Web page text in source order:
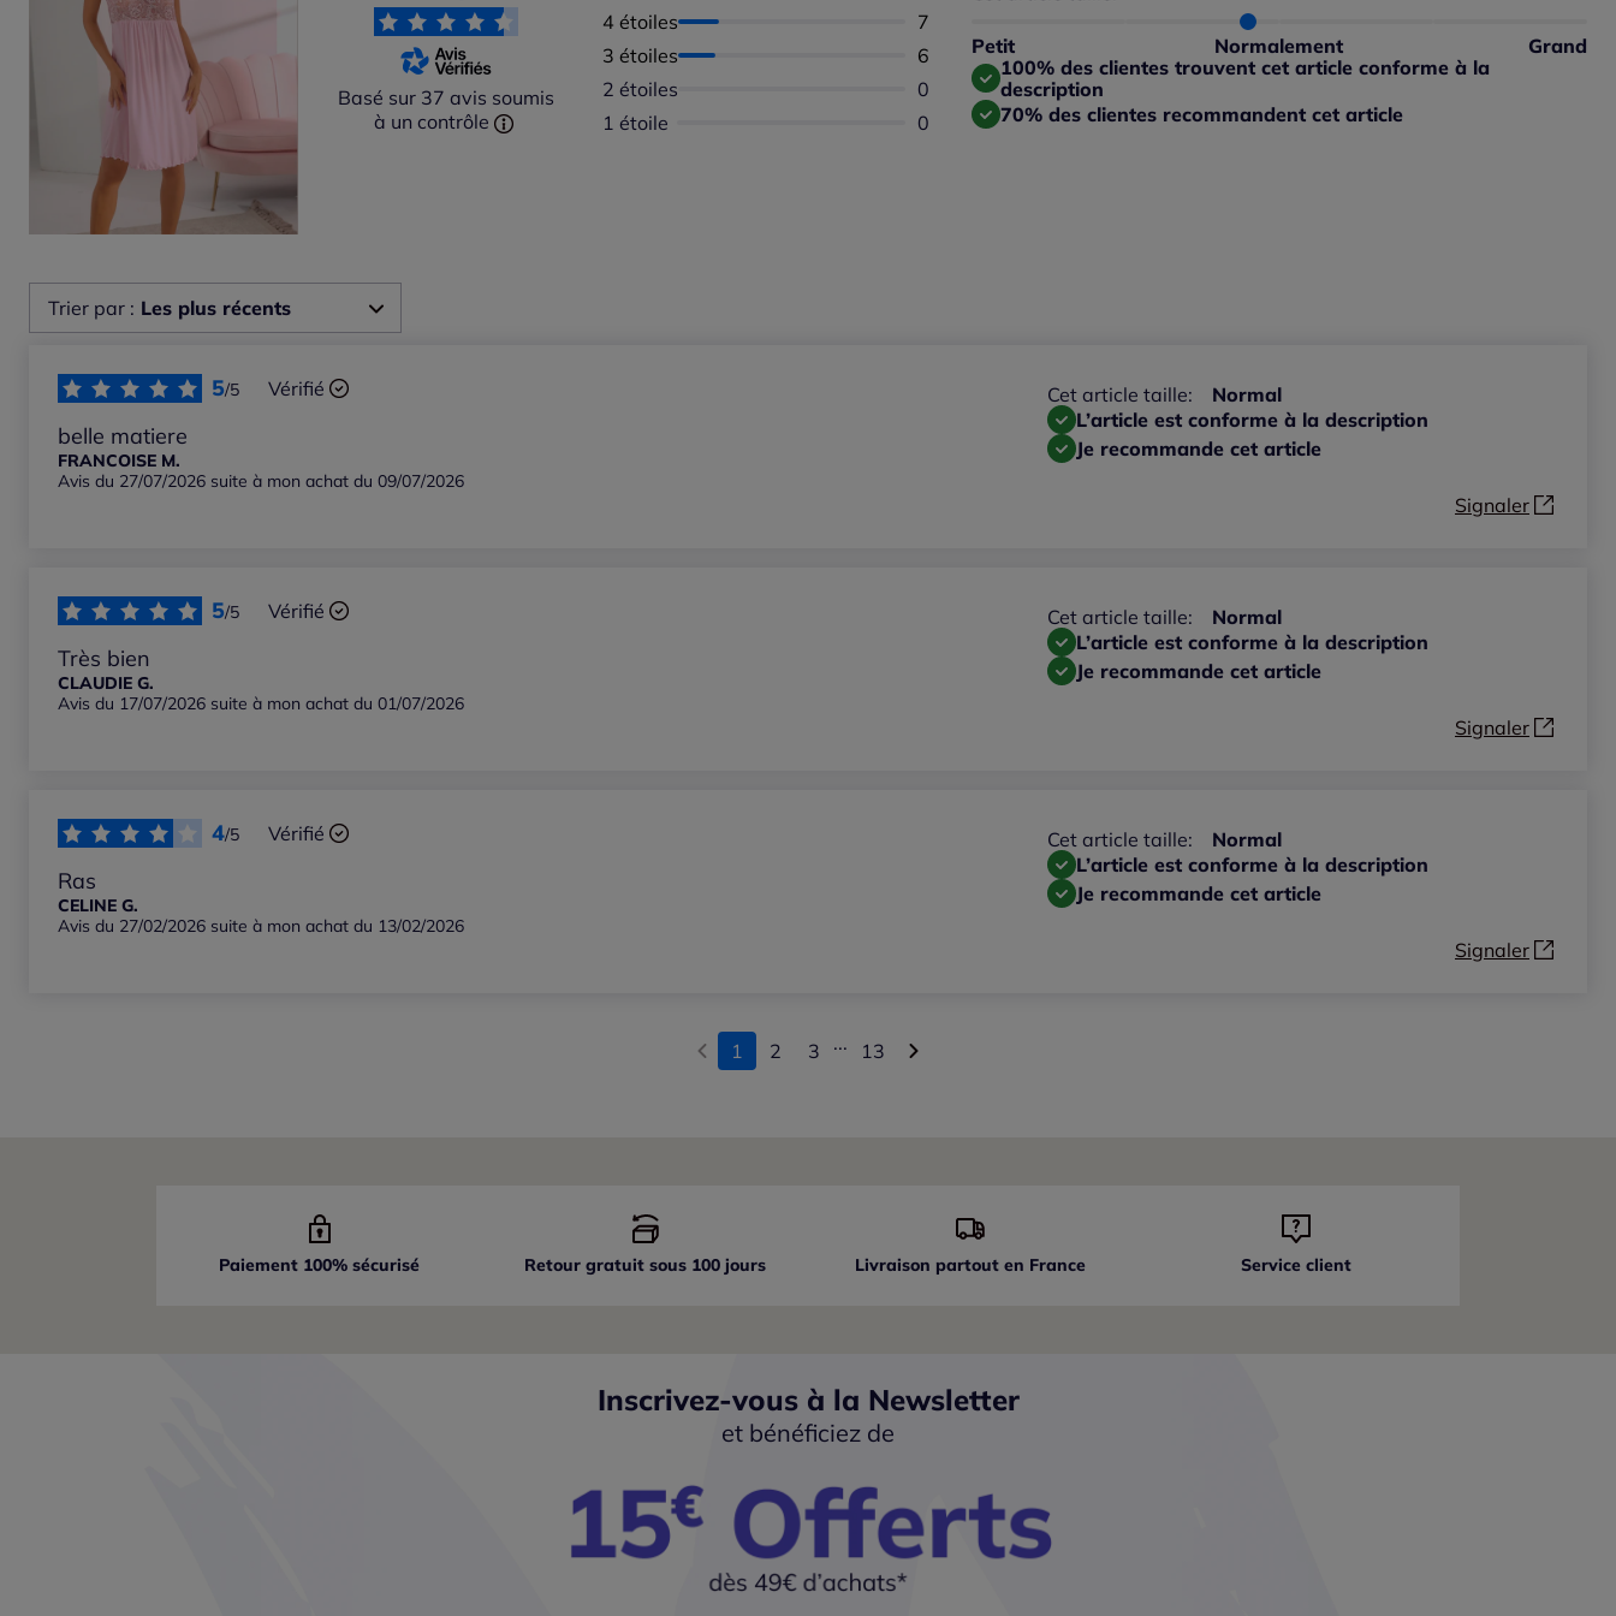
Basé sur 37 avis soumis
à un contrôle
4 étoiles
Nombre d'avis :
7
3 étoiles
Nombre d'avis :
6
2 étoiles
Aucun avis disponible
0
1 étoile
Aucun avis disponible
0
Petit Normalement Grand
Taille normalement : 70%
Taille grand : 10%
100% des clientes trouvent cet article conforme à la
description
70% des clientes recommandent cet article
Trier par : Les plus récents
Les plus anciens
5/5 Vérifié
belle matiere
FRANCOISE M.
Avis du 27/07/2026 suite à mon achat du 09/07/2026
Cet article taille:
Normal
L’article est conforme à la description
Je recommande cet article
Signaler
5/5 Vérifié
Très bien
CLAUDIE G.
Avis du 17/07/2026 suite à mon achat du 01/07/2026
Cet article taille:
Normal
L’article est conforme à la description
Je recommande cet article
Signaler
4/5 Vérifié
Ras
CELINE G.
Avis du 27/02/2026 suite à mon achat du 13/02/2026
Cet article taille:
Normal
L’article est conforme à la description
Je recommande cet article
Signaler
1 2 3 ... 13
Paiement 100% sécurisé Retour gratuit sous 100 jours Livraison partouten France Service client
Inscrivez-vous à la Newsletter
et bénéficiez de